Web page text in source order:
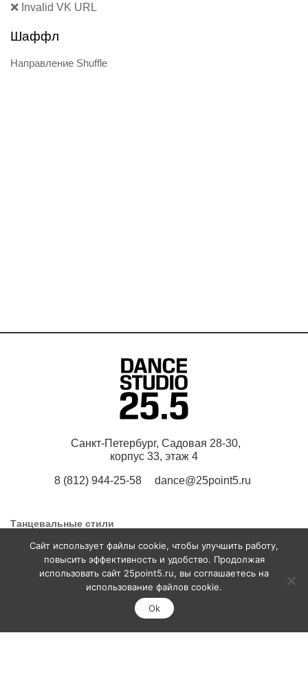
❌ Invalid VK URL
Шаффл
Направление Shuffle
Санкт-Петербург, Садовая 28-30,
корпус 33, этаж 4
8 (812) 944-25-58 dance@25point5.ru
Танцевальные стили
Фем Хип-Хоп
К-Поп
Паппинг
Вог
Тверк
Контемпорари
Джаз фанк
НАПИСАТЬ В
Cайт использует файлы cookie, чтобы улучшить работу,
повысить эффективность и удобство. Продолжая
использовать сайт 25point5.ru, вы соглашаетесь на
использование файлов cookie.
Ok